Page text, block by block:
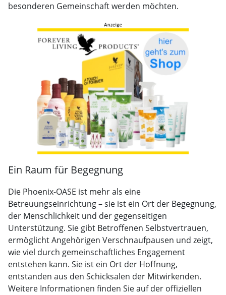
besonderen Gemeinschaft werden möchten.
Ein Raum für Begegnung
Die Phoenix-OASE ist mehr als eine
Betreuungseinrichtung – sie ist ein Ort der Begegnung,
der Menschlichkeit und der gegenseitigen
Unterstützung. Sie gibt Betroffenen Selbstvertrauen,
ermöglicht Angehörigen Verschnaufpausen und zeigt,
wie viel durch gemeinschaftliches Engagement
entstehen kann. Sie ist ein Ort der Hoffnung,
entstanden aus den Schicksalen der Mitwirkenden.
Weitere Informationen finden Sie auf der offiziellen